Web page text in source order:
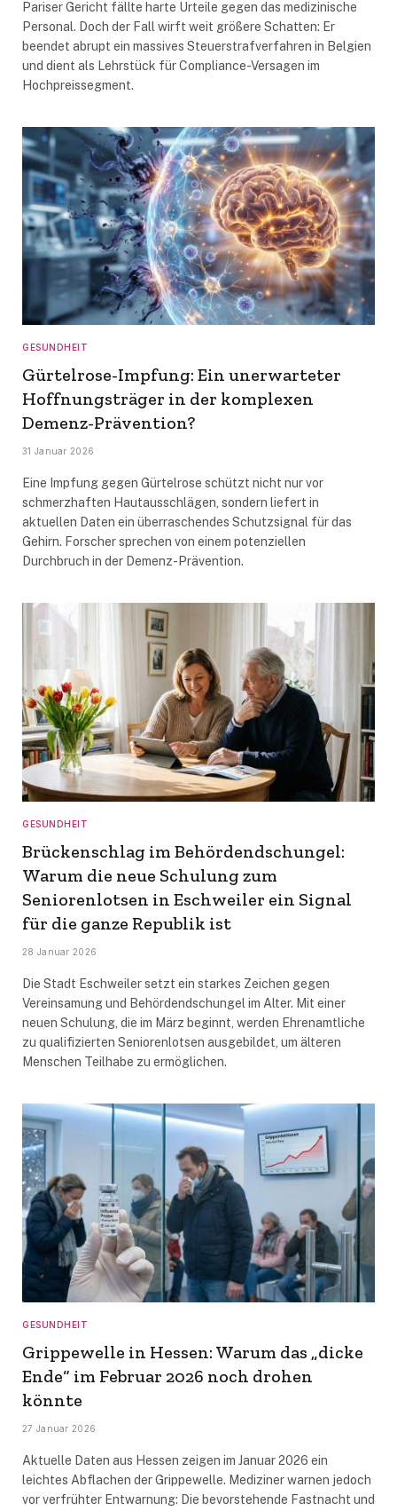
Pariser Gericht fällte harte Urteile gegen das medizinische
Personal. Doch der Fall wirft weit größere Schatten: Er
beendet abrupt ein massives Steuerstrafverfahren in Belgien
und dient als Lehrstück für Compliance-Versagen im
Hochpreissegment.
GESUNDHEIT
Gürtelrose-Impfung: Ein unerwarteter
Hoffnungsträger in der komplexen
Demenz-Prävention?
31 Januar 2026
Eine Impfung gegen Gürtelrose schützt nicht nur vor
schmerzhaften Hautausschlägen, sondern liefert in
aktuellen Daten ein überraschendes Schutzsignal für das
Gehirn. Forscher sprechen von einem potenziellen
Durchbruch in der Demenz-Prävention.
GESUNDHEIT
Brückenschlag im Behördendschungel:
Warum die neue Schulung zum
Seniorenlotsen in Eschweiler ein Signal
für die ganze Republik ist
28 Januar 2026
Die Stadt Eschweiler setzt ein starkes Zeichen gegen
Vereinsamung und Behördendschungel im Alter. Mit einer
neuen Schulung, die im März beginnt, werden Ehrenamtliche
zu qualifizierten Seniorenlotsen ausgebildet, um älteren
Menschen Teilhabe zu ermöglichen.
GESUNDHEIT
Grippewelle in Hessen: Warum das „dicke
Ende“ im Februar 2026 noch drohen
könnte
27 Januar 2026
Aktuelle Daten aus Hessen zeigen im Januar 2026 ein
leichtes Abflachen der Grippewelle. Mediziner warnen jedoch
vor verfrühter Entwarnung: Die bevorstehende Fastnacht und